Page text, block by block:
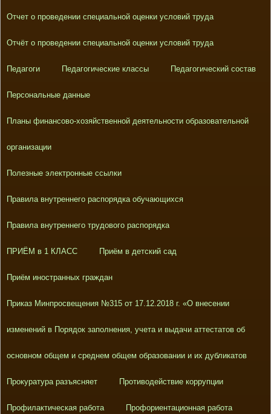
Отчет о проведении специальной оценки условий труда
Отчёт о проведении специальной оценки условий труда
Педагоги Педагогические классы Педагогический состав
Персональные данные
Планы финансово-хозяйственной деятельности образовательной
организации
Полезные электронные ссылки
Правила внутреннего распорядка обучающихся
Правила внутреннего трудового распорядка
ПРИЁМ в 1 КЛАСС Приём в детский сад
Приём иностранных граждан
Приказ Минпросвещения №315 от 17.12.2018 г. «О внесении
изменений в Порядок заполнения, учета и выдачи аттестатов об
основном общем и среднем общем образовании и их дубликатов
Прокуратура разъясняет Противодействие коррупции
Профилактическая работа Профориентационная работа